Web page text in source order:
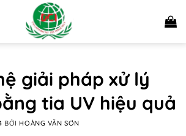
giải pháp xử lý
tia UV hiệu quả
BỞI HOÀNG VĂN SƠN